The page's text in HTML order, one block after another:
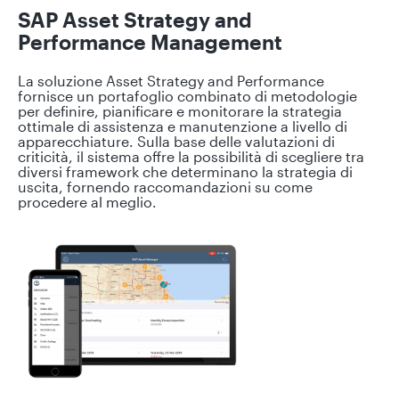
SAP Asset Strategy and
Performance Management
La soluzione Asset Strategy and Performance
fornisce un portafoglio combinato di metodologie
per definire, pianificare e monitorare la strategia
ottimale di assistenza e manutenzione a livello di
apparecchiature. Sulla base delle valutazioni di
criticità, il sistema offre la possibilità di scegliere tra
diversi framework che determinano la strategia di
uscita, fornendo raccomandazioni su come
procedere al meglio.